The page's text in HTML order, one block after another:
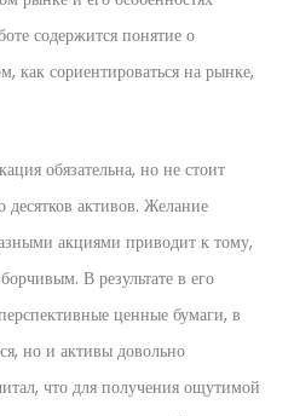
содержится понятие о
как сориентироваться на рынке,
обязательна, но не стоит
десятков активов. Желание
акциями приводит к тому,
В результате в его
ценные бумаги, в
но и активы довольно
что для получения ощутимой